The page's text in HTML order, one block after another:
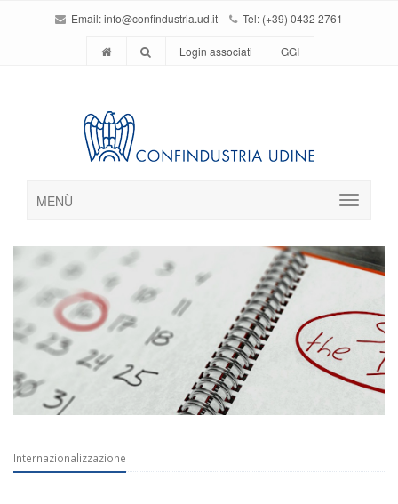
Email:info@confindustria.ud.it Tel: (+39) 0432 2761
Login associati GGI
MENÙ
Internazionalizzazione